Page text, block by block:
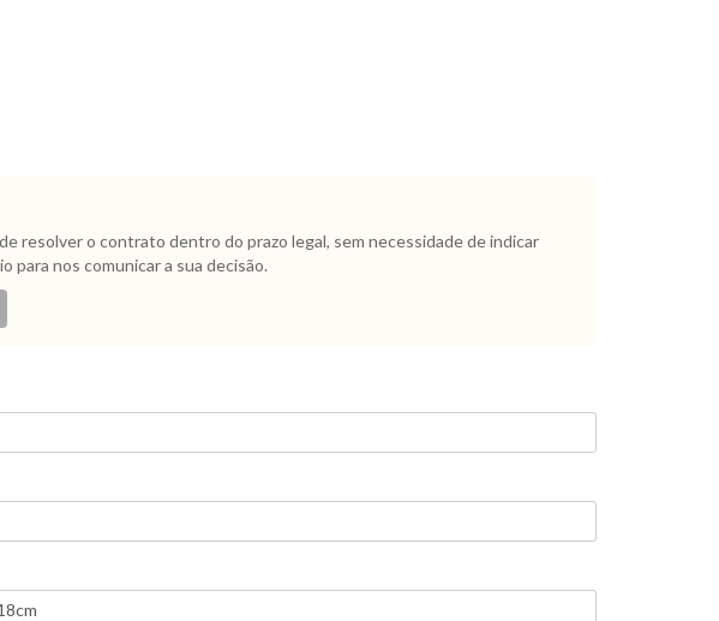
resolver o contrato dentro do prazo legal, sem necessidade de indicar
para nos comunicar a sua decisão.